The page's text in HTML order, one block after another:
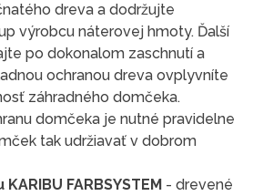
dreva a dodržujte
výrobcu náterovej hmoty. Ďalší
po dokonalom zaschnutí a
ochranou dreva ovplyvníte
záhradného domčeka.
domčeka je nutné pravidelne
tak udržiavať v dobrom
FARBSYSTEM - drevené